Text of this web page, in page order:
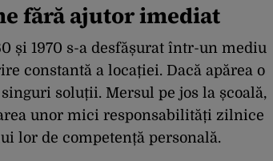
fără ajutor imediat
și 1970 s-a desfășurat într-un mediu
constantă a locației. Dacă apărea o
soluții. Mersul pe jos la școală,
unor mici responsabilități zilnice
lor de competență personală.